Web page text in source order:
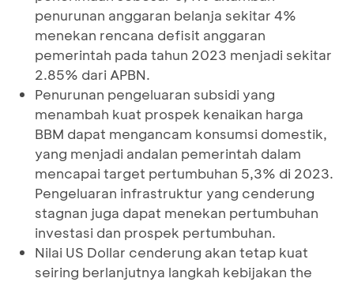
penurunan anggaran belanja sekitar 4%
menekan rencana defisit anggaran
pemerintah pada tahun 2023 menjadi sekitar
2.85% dari APBN.
Penurunan pengeluaran subsidi yang
menambah kuat prospek kenaikan harga
BBM dapat mengancam konsumsi domestik,
yang menjadi andalan pemerintah dalam
mencapai target pertumbuhan 5,3% di 2023.
Pengeluaran infrastruktur yang cenderung
stagnan juga dapat menekan pertumbuhan
investasi dan prospek pertumbuhan.
Nilai US Dollar cenderung akan tetap kuat
seiring berlanjutnya langkah kebijakan the